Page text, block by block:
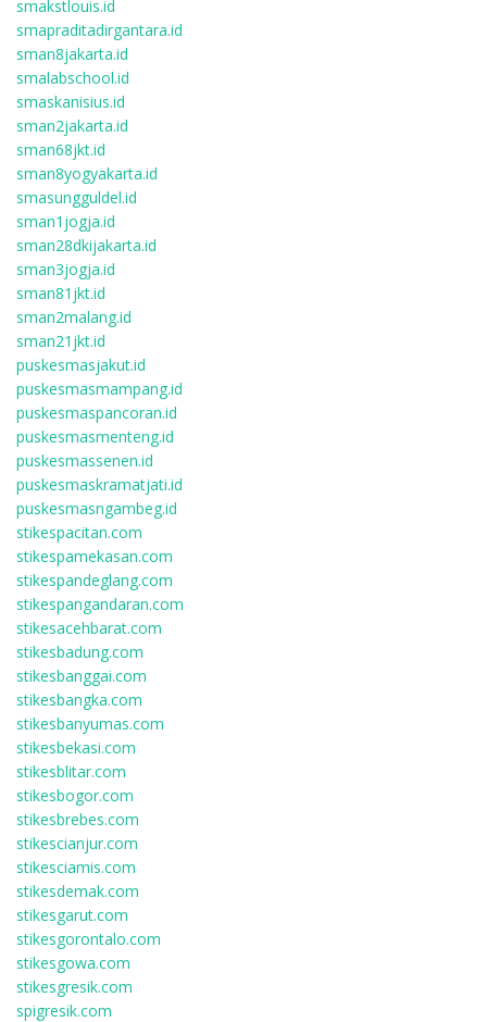
smakstlouis.id
smapraditadirgantara.id
sman8jakarta.id
smalabschool.id
smaskanisius.id
sman2jakarta.id
sman68jkt.id
sman8yogyakarta.id
smasungguldel.id
sman1jogja.id
sman28dkijakarta.id
sman3jogja.id
sman81jkt.id
sman2malang.id
sman21jkt.id
puskesmasjakut.id
puskesmasmampang.id
puskesmaspancoran.id
puskesmasmenteng.id
puskesmassenen.id
puskesmaskramatjati.id
puskesmasngambeg.id
stikespacitan.com
stikespamekasan.com
stikespandeglang.com
stikespangandaran.com
stikesacehbarat.com
stikesbadung.com
stikesbanggai.com
stikesbangka.com
stikesbanyumas.com
stikesbekasi.com
stikesblitar.com
stikesbogor.com
stikesbrebes.com
stikescianjur.com
stikesciamis.com
stikesdemak.com
stikesgarut.com
stikesgorontalo.com
stikesgowa.com
stikesgresik.com
spigresik.com